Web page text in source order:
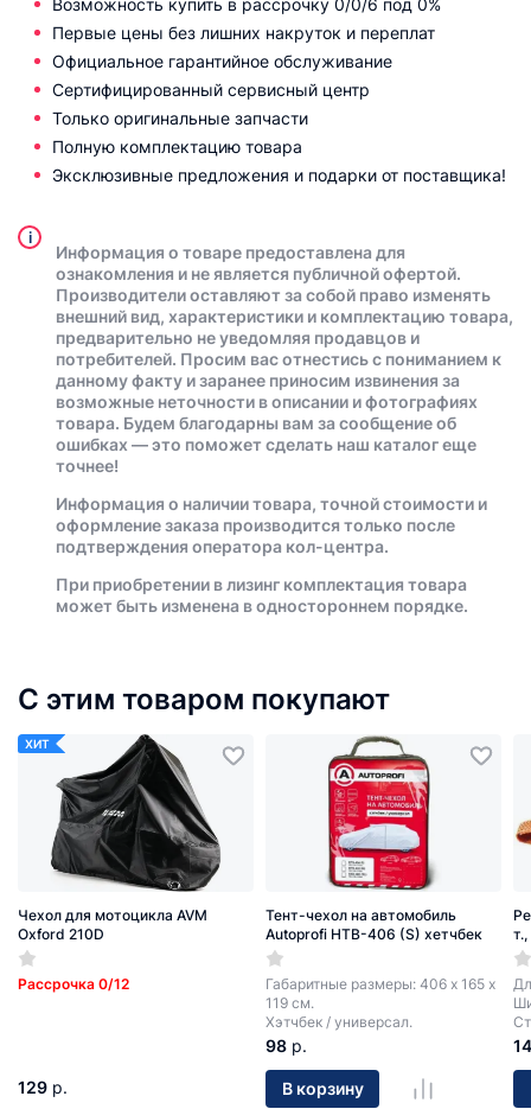
Возможность купить в рассрочку 0/0/6 под 0%
Первые цены без лишних накруток и переплат
Официальное гарантийное обслуживание
Сертифицированный сервисный центр
Только оригинальные запчасти
Полную комплектацию товара
Эксклюзивные предложения и подарки от поставщика!
i
Информация о товаре предоставлена для
ознакомления и не является публичной офертой.
Производители оставляют за собой право изменять
внешний вид, характеристики и комплектацию товара,
предварительно не уведомляя продавцов и
потребителей. Просим вас отнестись с пониманием к
данному факту и заранее приносим извинения за
возможные неточности в описании и фотографиях
товара. Будем благодарны вам за сообщение об
ошибках — это поможет сделать наш каталог еще
точнее!
Информация о наличии товара, точной стоимости и
оформление заказа производится только после
подтверждения оператора кол-центра.
При приобретении в лизинг комплектация товара
может быть изменена в одностороннем порядке.
С этим товаром покупают
ХИТ
Чехол для мотоцикла AVM
Oxford 210D
Рассрочка 0/12
129 р.
Тент-чехол на автомобиль
Autoprofi HTB-406 (S) хетчбек
Габаритные размеры: 406 х 165 х
119 см.
Хэтчбек / универсал.
98 р.
В корзину
14